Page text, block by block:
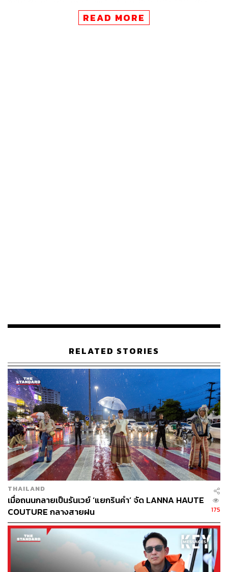
กับแค่ 11% ของทริปในประเทศ เรียกได้ว่าเป็นการท่องเที่ยว
ที่กลับด้าน ยิ่งไกลยิ่งกักตัวในที่พัก!
เท่าเดิมหรือน้อยลง
ความแตกต่างทางเศรษฐกิจและวัฒนธรรมส่งผลต่อการเลือก
ที่พักอย่างชัดเจน ชาวออสเตรเลียเน้นกางเต็นท์และใกล้ชิด
ธรรมชาติ (11%) ส่วนนักท่องเที่ยวจีน (35%) และสิงคโปร์
(32%) พุ่งเป้าไปที่โรงแรมบูติกและหรูหรา ซึ่งคนไทยก็ชื่น
ชอบไม่แพ้กัน (23%)
ประเด็นเรื่องสิ่งแวดล้อมก็มาแรงไม่แพ้กัน นักท่องเที่ยว 7 ใน
10 ยินดีควักกระเป๋าจ่ายแพงขึ้นเพื่อที่พักรักษ์โลก โดยคนไทย
ทำคะแนนสูงถึง 94% เป็นอันดับสองของโลกรองจาก
อินโดนีเซีย
“แม้ว่างบประมาณยังคงเป็นปัจจัยสำคัญ แต่นักท่องเที่ยวกลุ่ม
Conscious Travellers ก็ยังคงพร้อมที่จะใช้เงินกับสิ่งที่สำคัญ
สำหรับพวกเขา รวมถึงการจ่ายเงินเพิ่มสำหรับที่พักที่เป็นมิตร
ต่อสิ่งแวดล้อม” สุภกฤษฎิ์ แผนสมบูรณ์ ผู้จัดการประจำ
ประเทศไทย บริษัท SiteMinder กล่าว
READ MORE
RELATED STORIES
THAILAND
เมื่อถนนกลายเป็นรันเวย์ ‘แยกรินคำ’ จัด LANNA HAUTE
COUTURE กลางสายฝน
175